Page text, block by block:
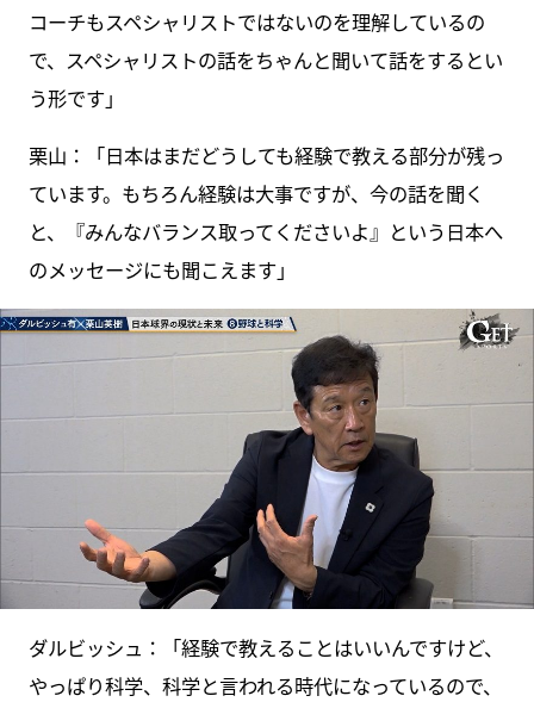
コーチもスペシャリストではないのを理解しているの
で、スペシャリストの話をちゃんと聞いて話をするとい
う形です」
栗山：「日本はまだどうしても経験で教える部分が残っ
ています。もちろん経験は大事ですが、今の話を聞く
と、『みんなバランス取ってくださいよ』という日本へ
のメッセージにも聞こえます」
ダルビッシュ：「経験で教えることはいいんですけど、
やっぱり科学、科学と言われる時代になっているので、